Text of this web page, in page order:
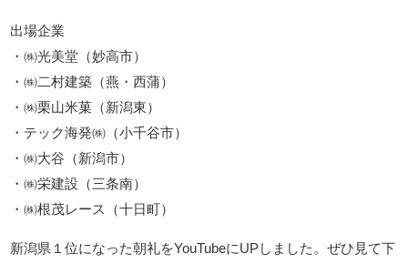
出場企業
・㈱光美堂（妙高市）
・㈱二村建築（燕・西蒲）
・㈱栗山米菓（新潟東）
・テック海発㈱（小千谷市）
・㈱大谷（新潟市）
・㈱栄建設（三条南）
・㈱根茂レース（十日町）
新潟県１位になった朝礼をYouTubeにUPしました。ぜひ見て下